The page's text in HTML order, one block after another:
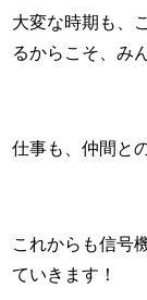
大変な時期も、
るからこそ、み
仕事も、仲間と
これからも信号
ていきます！